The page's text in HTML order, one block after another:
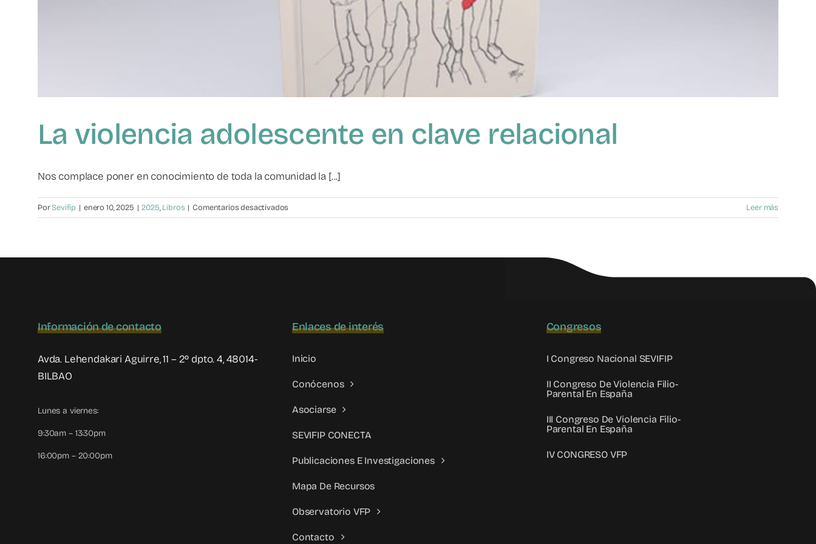
La violencia adolescente en clave relacional
Nos complace poner en conocimiento de toda la comunidad la [...]
PorSevifip | enero 10, 2025 | 2025,Libros | Comentarios desactivadosen
La
en
Leer más
Información de contacto
Avda. Lehendakari Aguirre, 11 – 2º dpto. 4, 48014-
BILBAO
Lunes a viernes:
9:30am – 13:30pm
16:00pm – 20:00pm
Enlaces de interés
Inicio
Conócenos
Asociarse
SEVIFIP CONECTA
Publicaciones E Investigaciones
Mapa De Recursos
Observatorio VFP
Contacto
Congresos
I Congreso Nacional SEVIFIP
II Congreso De Violencia Filio-
Parental En España
III Congreso De Violencia Filio-
Parental En España
IV CONGRESO VFP